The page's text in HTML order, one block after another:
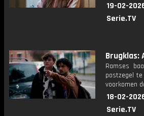
19-02-
Serie.TV
Brugklas:
Ramses
postzegel
voorkomen
18-02-
Serie.TV